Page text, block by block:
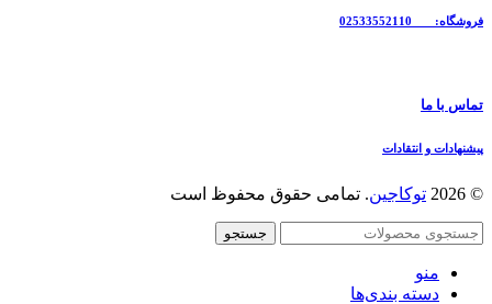
فروشگاه: 02533552110
تماس با ما
پیشنهادات و انتقادات
© 2026 توکاجین. تمامی حقوق محفوظ است
جستجو
منو
دسته بندی‌ها